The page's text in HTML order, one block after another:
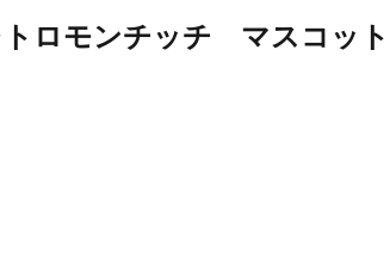
トロモンチッチ マスコット